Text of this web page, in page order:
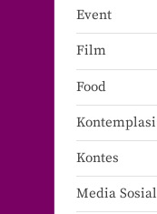
Event
Film
Food
Kontemplasi
Kontes
Media Sosial